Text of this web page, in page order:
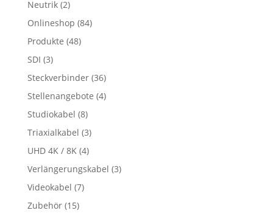
Neutrik(2)
Onlineshop (84)
Produkte (48)
SDI (3)
Steckverbinder(36)
Stellenangebote (4)
Studiokabel (8)
Triaxialkabel (3)
UHD 4K / 8K (4)
Verlängerungskabel (3)
Videokabel (7)
Zubehör(15)